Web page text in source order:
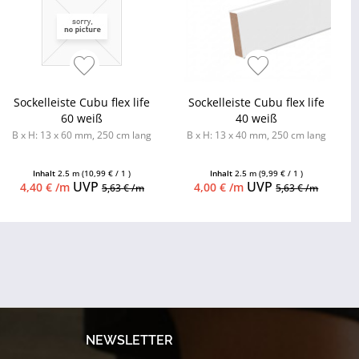
Sockelleiste Cubu flex life
60 weiß
B x H: 13 x 60 mm, 250 cm lang
Inhalt2.5 m(10,99 € / 1 )
4,40 € /mUVP 5,63 € /m
Sockelleiste Cubu flex life
40 weiß
B x H: 13 x 40 mm, 250 cm lang
Inhalt 2.5 m (9,99 € / 1 )
4,00 € /m UVP5,63 € /m
NEWSLETTER